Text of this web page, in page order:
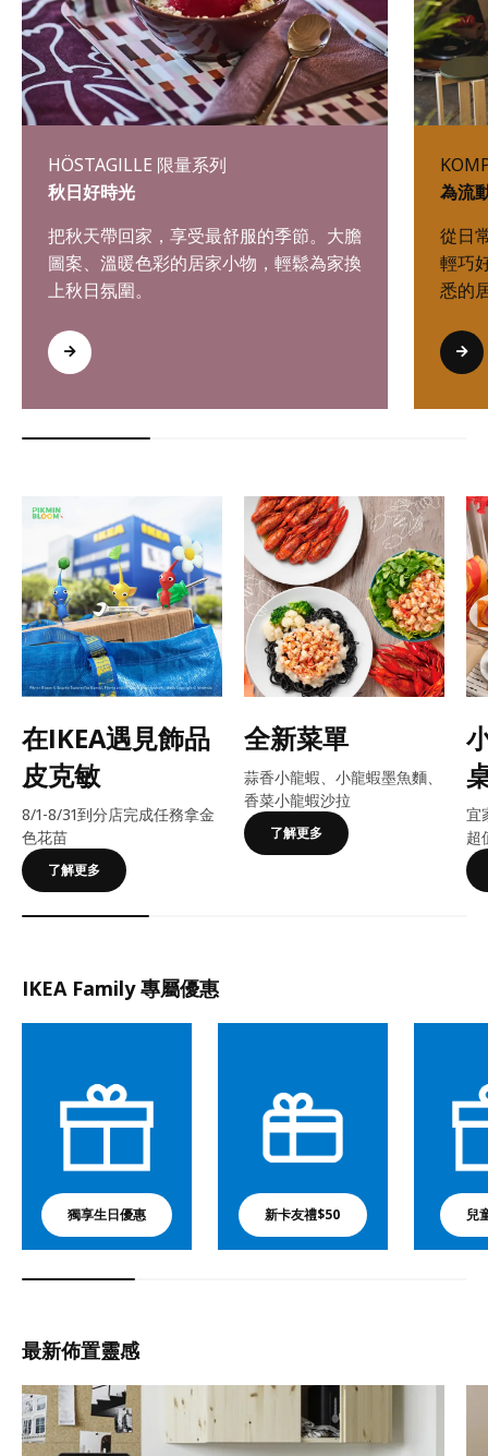
HÖSTAGILLE 限量系列
秋日好時光
把秋天帶回家，享受最舒服的季節。大膽
圖案、溫暖色彩的居家小物，輕鬆為家換
上秋日氛圍。
為流
從日
輕巧
悉的
在IKEA遇見飾品
皮克敏
8/1-8/31到分店完成任務拿金
色花苗
了解更多
全新菜單
蒜香小龍蝦、小龍蝦墨魚麵、
香菜小龍蝦沙拉
了解更多
宜
超
IKEA Family 專屬優惠
獨享生日優惠 新卡友禮$50 兒
最新佈置靈感